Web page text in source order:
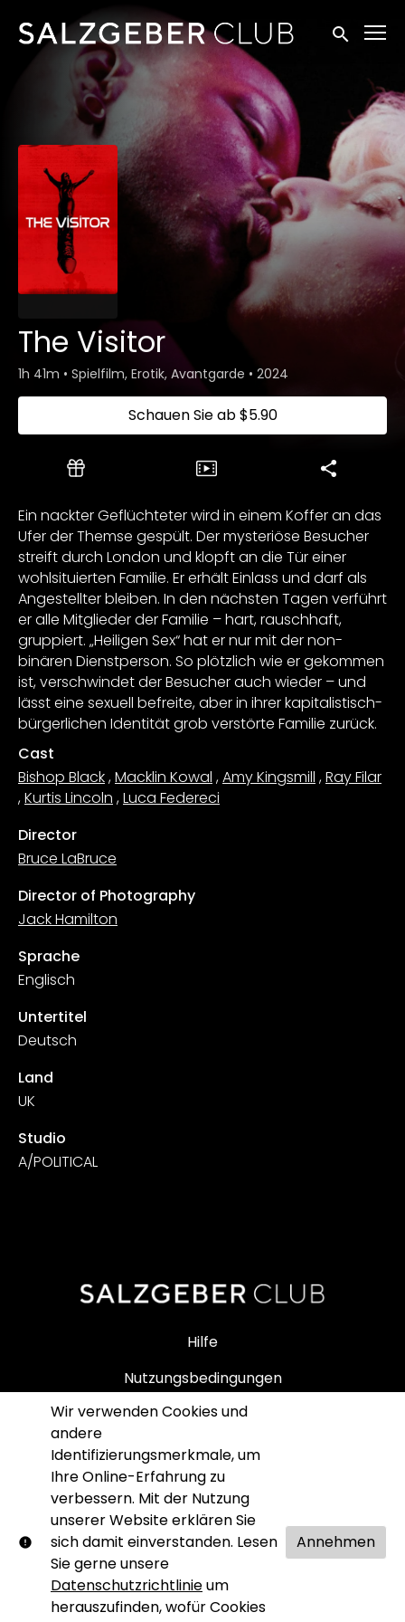
Zugänglichkeitslinks
Wir verwenden Cookies und
andere
Identifizierungsmerkmale, um
Ihre Online-Erfahrung zu
verbessern. Mit der Nutzung
unserer Website erklären Sie
sich damit einverstanden. Lesen
Sie gerne unsere
Datenschutzrichtlinieum
herauszufinden, wofür Cookies
Annehmen
Suche
The Visitor
1h 41m • Spielfilm, Erotik, Avantgarde • 2024
Schauen Sie ab$5.90
Ein nackter Geflüchteter wird in einem Koffer an das
Ufer der Themse gespült. Der mysteriöse Besucher
streift durch London und klopft an die Tür einer
wohlsituierten Familie. Er erhält Einlass und darf als
Angestellter bleiben. In den nächsten Tagen verführt
er alle Mitglieder der Familie – hart, rauschhaft,
gruppiert. „Heiligen Sex“ hat er nur mit der non-
binären Dienstperson. So plötzlich wie er gekommen
ist, verschwindet der Besucher auch wieder – und
lässt eine sexuell befreite, aber in ihrer kapitalistisch-
bürgerlichen Identität grob verstörte Familie zurück.
Cast
Bishop Black,Macklin Kowal ,Amy Kingsmill ,Ray Filar
,Kurtis Lincoln ,Luca Federeci
Director
Bruce LaBruce
Director of Photography
Jack Hamilton
Sprache
Englisch
Untertitel
Deutsch
Land
UK
Studio
A/POLITICAL
Hilfe
Nutzungsbedingungen
Impressum
Datenschutz
SALZGEBER SHOP
© Salzgeber Club. Alle Rechte vorbehalten. Kein Teil
dieser Website darf ohne unsere schriftliche